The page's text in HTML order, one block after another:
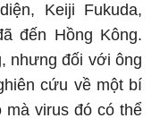
Keiji Fukuda,
đến Hồng Kông.
nhưng đối với ông
cứu về một bí
virus đó có thể